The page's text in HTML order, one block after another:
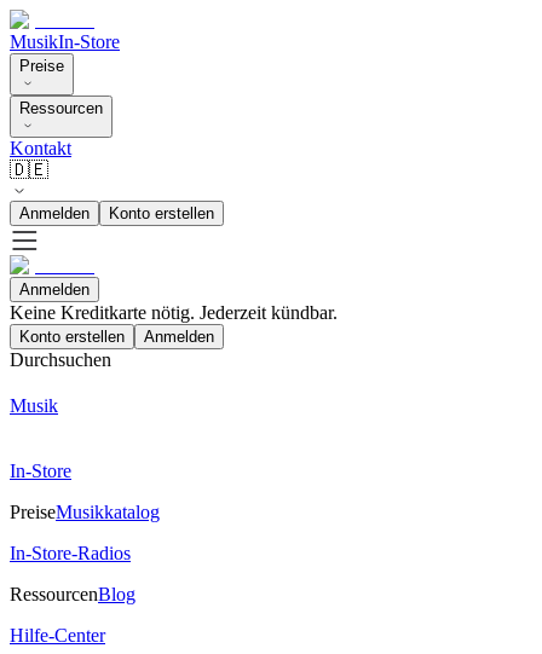
MusikIn-Store
Preise
Ressourcen
Kontakt
🇩🇪
Anmelden Konto erstellen
Anmelden
Keine Kreditkarte nötig. Jederzeit kündbar.
Konto erstellen Anmelden
Durchsuchen
Musik
In-Store
PreiseMusikkatalog
In-Store-Radios
RessourcenBlog
Hilfe-Center